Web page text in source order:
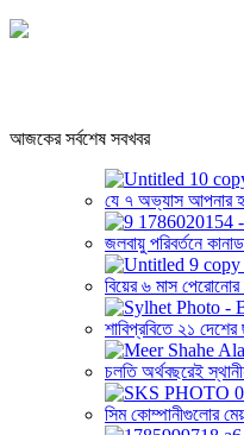
আজকের সর্বশেষ সবখবর
যে ৭ অভ্যাস আপনার
জলবায়ু পরিবর্তনে
বিয়ের ৬ মাস
শাবিপ্রবিতে ২১
চলতি অর্থবছরেই
সিম কোম্পানীগুলোর